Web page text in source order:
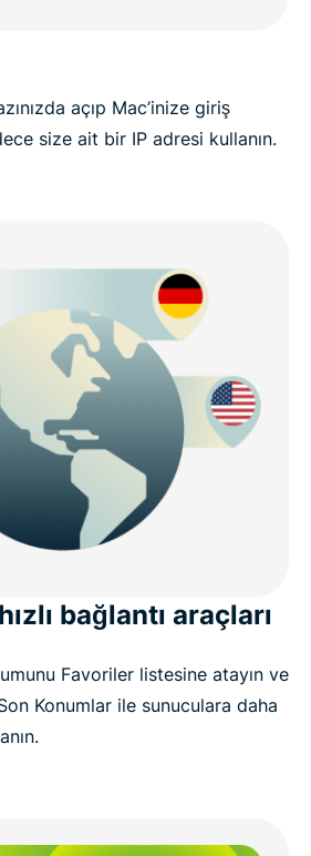
açıp Mac’inize giriş
size ait bir IP adresi kullanın.
bağlantı araçları
Favoriler listesine atayın ve
Konumlar ile sunuculara daha